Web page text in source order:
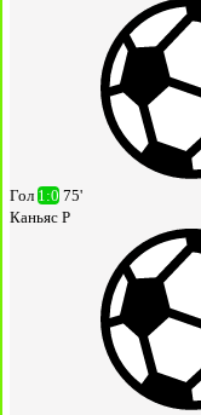
Гол 1:0 75'
Каньяс Р